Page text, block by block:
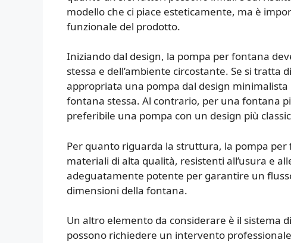
modello che ci piace esteticamente, ma è
funzionale del prodotto.
Iniziando dal design, la pompa per fontana
stessa e dell’ambiente circostante. Se si
appropriata una pompa dal design
fontana stessa. Al contrario, per una fontana
preferibile una pompa con un design più
Per quanto riguarda la struttura, la pompa
materiali di alta qualità, resistenti all’usura e
adeguatamente potente per garantire un
dimensioni della fontana.
Un altro elemento da considerare è il sistema
possono richiedere un intervento